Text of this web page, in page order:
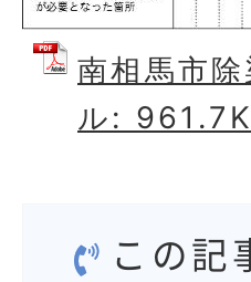
南相馬市
ル:
この記